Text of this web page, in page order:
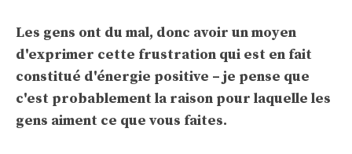
Les gens ont du mal, donc avoir un moyen
d'exprimer cette frustration qui est en fait
constitué d'énergie positive – je pense que
c'est probablement la raison pour laquelle les
gens aiment ce que vous faites.